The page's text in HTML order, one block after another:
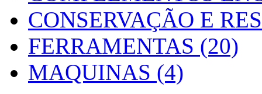
CONSERVAÇÃO E
FERRAMENTAS (20)
MAQUINAS (4)